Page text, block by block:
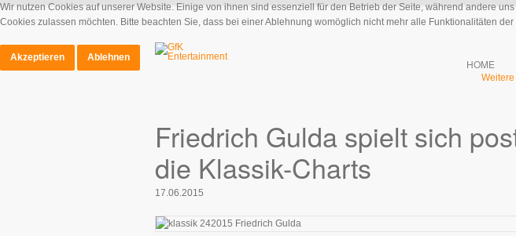
HOME
Friedrich Gulda spielt sich
die Klassik-Charts
17.06.2015
Wir nutzen Cookies auf unserer Website. Einige von ihnen sind essenziell für den Betrieb der Seite, während andere
Cookies zulassen möchten. Bitte beachten Sie, dass bei einer Ablehnung womöglich nicht mehr alle Funktionalitäten
Akzeptieren
Ablehnen